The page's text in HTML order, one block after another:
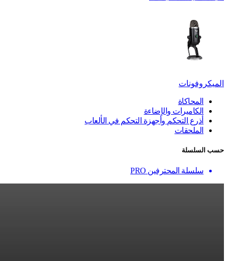
الميكروفونات
المحاكاة
الكاميرات والإضاءة
أذرع التحكم وأجهزة التحكم في الألعاب
الملحقات
حسب السلسلة
سلسلة المحترفين PRO